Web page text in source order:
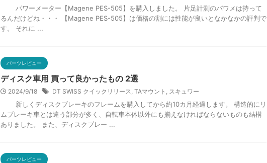
パワーメーター【Magene PES-505】を購入しました。 片足計測のパワメは持って
るんだけどね・・・ 【Magene PES-505】は価格の割には性能が良いとなかなかの評判で
す。 それに ...
パーツレビュー
ディスク車用 買って良かったもの 2選
2024/9/18 DT SWISS クイックリリース, TAマウント , スキュワー
新しくディスクブレーキのフレームを購入してから約10カ月経過します。 構造的にリ
ムブレーキ車とは違う部分が多く、自転車本体以外にも揃えなければならないものも結構
ありました。 また、ディスクブレー ...
パーツレビュー